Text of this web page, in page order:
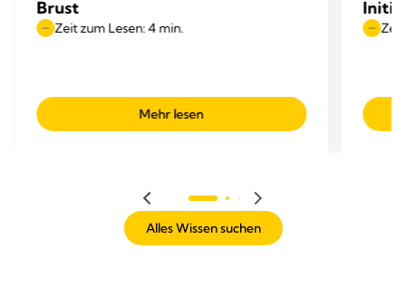
Brust
Zeit zum Lesen: 4 min.
Mehr lesen
Zeit
Alles Wissen suchen